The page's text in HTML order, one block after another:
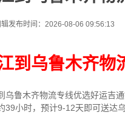
辑发布时间：2026-08-06 09:56:13
到乌鲁木齐物
乌鲁木齐物流专线优选好运吉通
39小时，预计9-12天即可送达